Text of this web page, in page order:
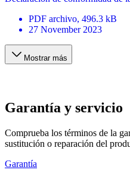
PDF archivo, 496.3 kB
27 November 2023
Mostrar más
Garantía y servicio
Comprueba los términos de la
sustitución o reparación del
Garantía